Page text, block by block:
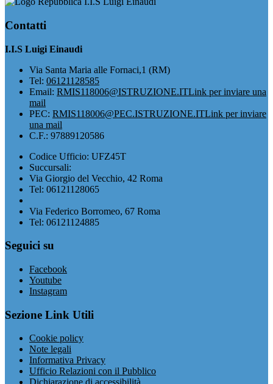
Contatti
I.I.S Luigi Einaudi
Via Santa Maria alle Fornaci,1 (RM)
Tel: 06121128585
Email: RMIS118006@ISTRUZIONE.ITLink per inviare una
mail
PEC: RMIS118006@PEC.ISTRUZIONE.ITLink per inviare
una mail
C.F.: 97889120586
Codice Ufficio: UFZ45T
Succursali:
Via Giorgio del Vecchio, 42 Roma
Tel: 06121128065
Via Federico Borromeo, 67 Roma
Tel: 06121124885
Seguici su
Facebook
Youtube
Instagram
Sezione Link Utili
Cookie policy
Note legali
Informativa Privacy
Ufficio Relazioni con il Pubblico